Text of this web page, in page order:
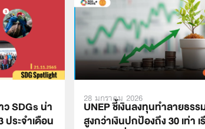
SDGs น่า
ระจำเดือน
28 มกราคม 2026
UNEP ชี้เงินลงทุนทำลายธร
สูงกว่าเงินปกป้องถึง 30 เท่า เ